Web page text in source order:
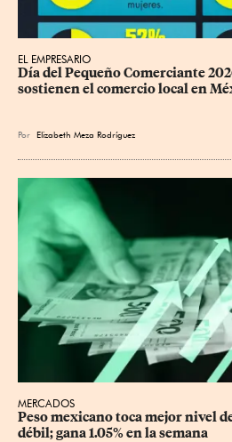
EL EMPRESARIO
Día del Pequeño Comerciante
sostienen el comercio local en
Por Elizabeth Meza Rodríguez
MERCADOS
Peso mexicano toca mejor nivel
débil; gana 1.05% en la semana